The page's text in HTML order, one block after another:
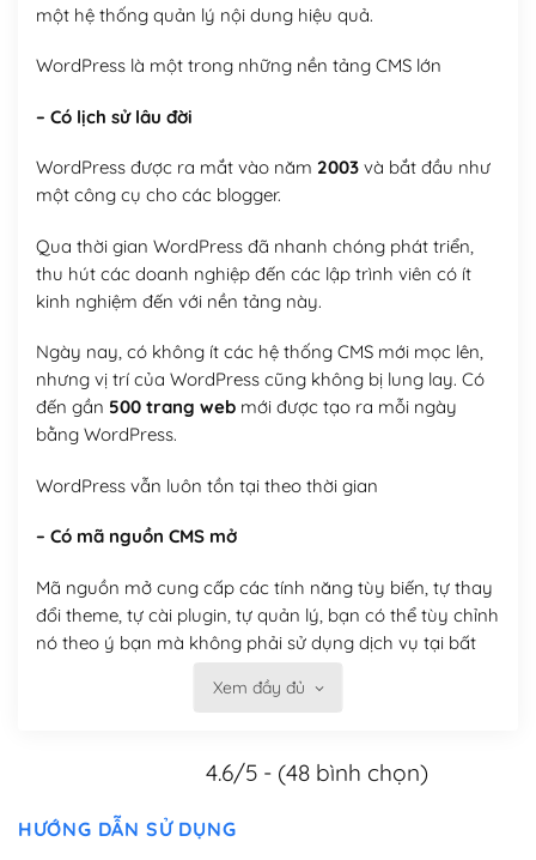
một hệ thống quản lý nội dung hiệu quả.
WordPress là một trong những nền tảng CMS lớn
– Có lịch sử lâu đời
WordPress được ra mắt vào năm 2003và bắt đầu như
một công cụ cho các blogger.
Qua thời gian WordPress đã nhanh chóng phát triển,
thu hút các doanh nghiệp đến các lập trình viên có ít
kinh nghiệm đến với nền tảng này.
Ngày nay, có không ít các hệ thống CMS mới mọc lên,
nhưng vị trí của WordPress cũng không bị lung lay. Có
đến gần 500 trang webmới được tạo ra mỗi ngày
bằng WordPress.
WordPress vẫn luôn tồn tại theo thời gian
– Có mã nguồn CMS mở
Mã nguồn mở cung cấp các tính năng tùy biến, tự thay
đổi theme, tự cài plugin, tự quản lý, bạn có thể tùy chỉnh
nó theo ý bạn mà không phải sử dụng dịch vụ tại bất
Xem đầy đủ
4.6/5 - (48 bình chọn)
HƯỚNG DẪN SỬ DỤNG